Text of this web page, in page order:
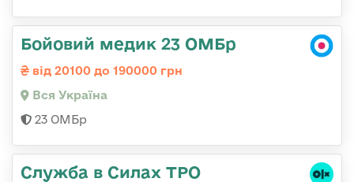
Бойовий медик 23 ОМБр
від 20100 до 190000 грн
Вся Україна
23 ОМБр
Служба в Силах ТРО